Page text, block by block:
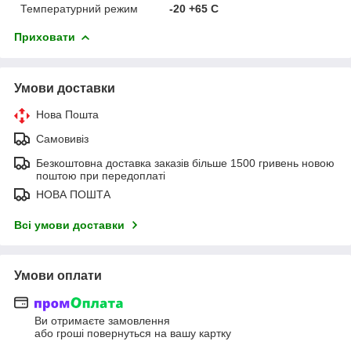
Температурний режим
-20 +65 C
Приховати
Умови доставки
Нова Пошта
Самовивіз
Безкоштовна доставка заказів більше 1500 гривень новою
поштою при передоплаті
НОВА ПОШТА
Всі умови доставки
Умови оплати
Ви отримаєте замовлення
або гроші повернуться на вашу картку